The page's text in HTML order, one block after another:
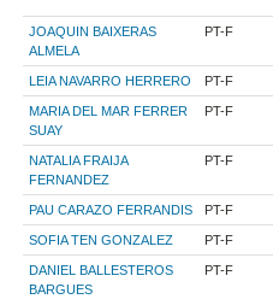
JOAQUIN BAIXERAS
ALMELA
PT-F
LEIA NAVARRO HERRERO PT-F
MARIA DEL MAR FERRER
SUAY
PT-F
NATALIA FRAIJA
FERNANDEZ
PT-F
PAU CARAZO FERRANDIS PT-F
SOFIA TEN GONZALEZ PT-F
DANIEL BALLESTEROS
BARGUES
PT-F